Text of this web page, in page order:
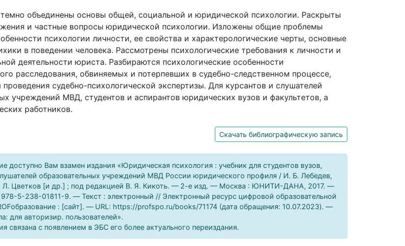
объединены основы общей, социальной и юридической психологии. Раскрыты
и частные вопросы юридической психологии. Изложены общие проблемы
психологии личности, ее свойства и характерологические черты, основные
в поведении человека. Рассмотрены психологические требования к личности и
деятельности юриста. Разбираются психологические особенности
расследования, обвиняемых и потерпевших в судебно-следственном процессе,
судебно-психологической экспертизы. Для курсантов и слушателей
учреждений МВД, студентов и аспирантов юридических вузов и факультетов, а
работников.
Скачать библиографическую запись
доступно Вам взамен издания «Юридическая психология : учебник для студентов вузов,
образовательных учреждений МВД России юридического профиля / И. Б. Лебедев,
Л. Цветков [и др.] ; под редакцией В. Я. Кикоть. — 2-е изд. — Москва : ЮНИТИ-ДАНА, 2017. —
5-238-01811-9. — Текст : электронный // Электронный ресурс цифровой образовательной
: [сайт]. — URL: https://profspo.ru/books/71174 (дата обращения: 10.07.2023). —
для авторизир. пользователей».
связана с появлением в ЭБС его более актуального переиздания.